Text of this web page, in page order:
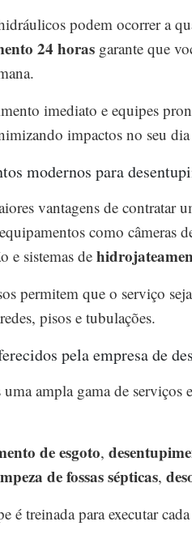
podem ocorrer a
24 horas garante que
imediato e equipes
impactos no seu
modernos para
vantagens de contratar
como câmeras
e sistemas de
permitem que o serviço
pisos e tubulações.
pela empresa de
uma ampla gama de
de esgoto,
de fossas sépticas,
é treinada para executar